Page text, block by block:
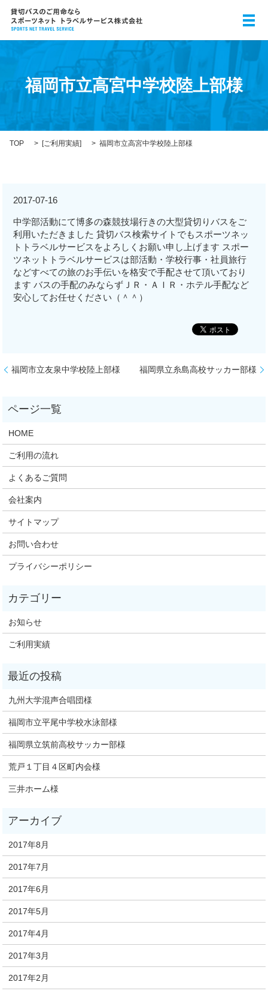
メ
福岡市立高宮中学校陸上部様
TOP [ご利用実績] 福岡市立高宮中学校陸上部様
2017-07-16
中学部活動にて博多の森競技場行きの大型貸切りバスをご
利用いただきました 貸切バス検索サイトでもスポーツネッ
トトラベルサービスをよろしくお願い申し上げます スポー
ツネットトラベルサービスは部活動・学校行事・社員旅行
などすべての旅のお手伝いを格安で手配させて頂いており
ます バスの手配のみならずＪＲ・ＡＩＲ・ホテル手配など
安心してお任せください（＾＾）
福岡市立友泉中学校陸上部様 福岡県立糸島高校サッカー部様
HOME
ご利用の流れ
よくあるご質問
会社案内
サイトマップ
お問い合わせ
プライバシーポリシー
お知らせ
ご利用実績
九州大学混声合唱団様
福岡市立平尾中学校水泳部様
福岡県立筑前高校サッカー部様
荒戸１丁目４区町内会様
三井ホーム様
2017年8月
2017年7月
2017年6月
2017年5月
2017年4月
2017年3月
2017年2月